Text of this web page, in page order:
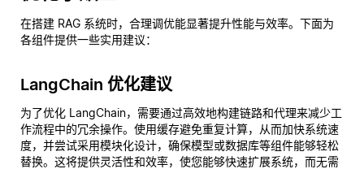
在搭建 RAG 系统时，合理调优能显著提升性能与效率。下面为
各组件提供一些实用建议：
LangChain 优化建议
为了优化 LangChain，需要通过高效地构建链路和代理来减少工
作流程中的冗余操作。使用缓存避免重复计算，从而加快系统速
度，并尝试采用模块化设计，确保模型或数据库等组件能够轻松
替换。这将提供灵活性和效率，使您能够快速扩展系统，而无需